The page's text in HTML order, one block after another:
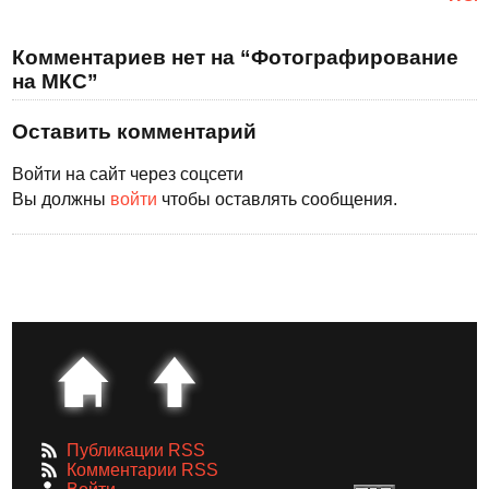
Комментариев нет на “Фотографирование
на МКС”
Оставить комментарий
Войти на сайт через соцсети
Вы должны войти чтобы оставлять сообщения.
Публикации RSS
Комментарии RSS